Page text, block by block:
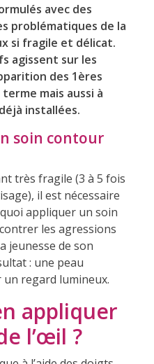
avec des
problématiques de la
si fragile et délicat.
agissent sur les
des 1ères
mais aussi à
installées.
soin contour
très fragile (3 à 5 fois
il est nécessaire
appliquer un soin
les agressions
jeunesse de son
: une peau
regard lumineux.
appliquer
l’œil ?